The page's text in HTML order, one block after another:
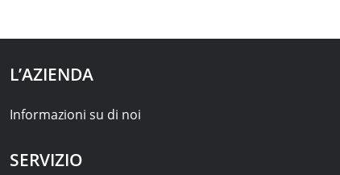
L’AZIENDA
Informazioni su di noi
SERVIZIO